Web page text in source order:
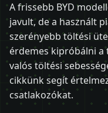
A frissebb BYD
javult, de a használt
szerényebb töltési
érdemes kipróbálni a
valós töltési
cikkünk segít
csatlakozókat.